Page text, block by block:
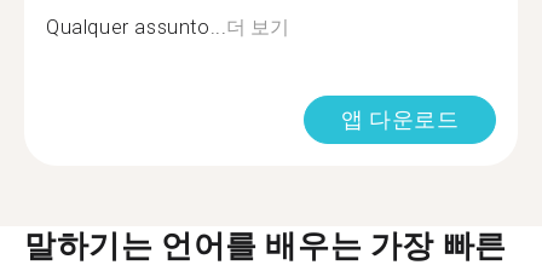
Qualquer assunto... 더 보기
앱 다운로드
말하기는 언어를 배우는 가장 빠른